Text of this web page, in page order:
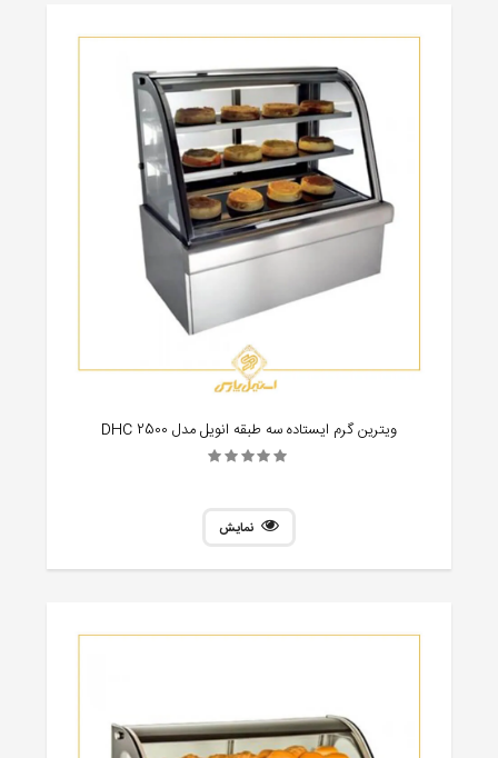
ویترین گرم ایستاده سه طبقه انویل مدل DHC 2500
نمایش